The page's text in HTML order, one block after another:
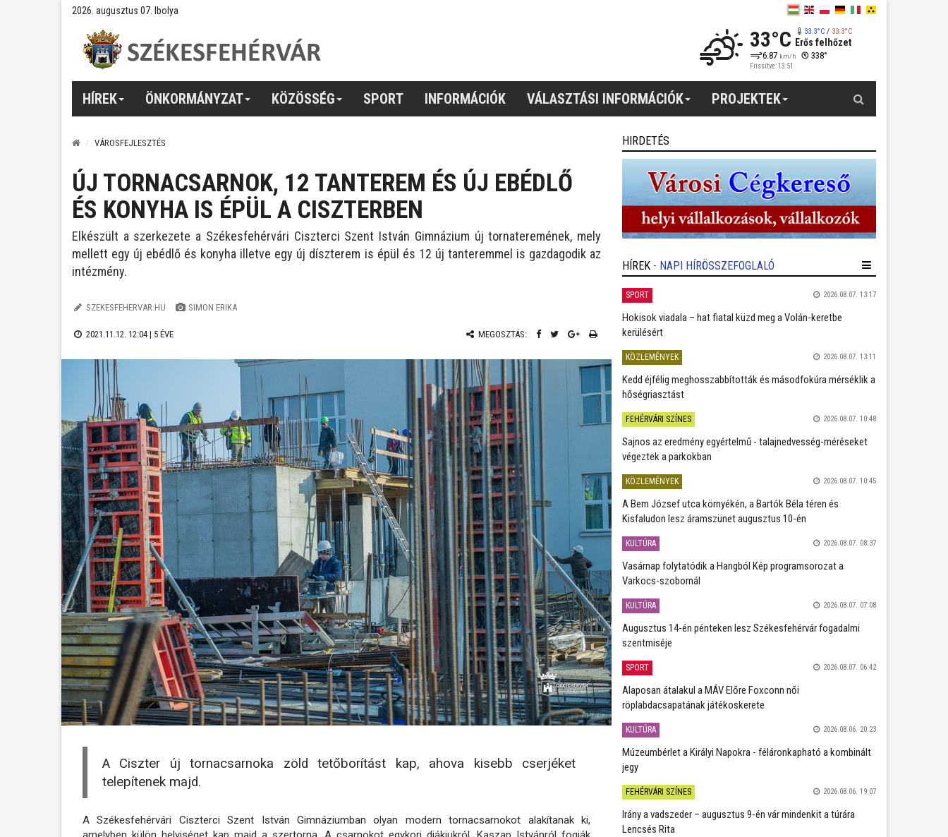
2026. augusztus 07. Ibolya
33°C 33.3°C/ 33.3°C
Erős felhőzet
6.87 km/h 338°
Frissítve: 13:51
HÍREK ÖNKORMÁNYZAT KÖZÖSSÉG SPORT INFORMÁCIÓK VÁLASZTÁSI INFORMÁCIÓK PROJEKTEK
VÁROSFEJLESZTÉS
ÚJ TORNACSARNOK, 12 TANTEREM ÉS ÚJ EBÉDLŐ
ÉS KONYHA IS ÉPÜL A CISZTERBEN
Elkészült a szerkezete a Székesfehérvári Ciszterci Szent István Gimnázium új tornateremének, mely
mellett egy új ebédlő és konyha illetve egy új díszterem is épül és 12 új tanteremmel is gazdagodik az
intézmény.
SZEKESFEHERVAR.HU SIMON ERIKA
2021.11.12. 12:04 | 5 ÉVE MEGOSZTÁS:
A Ciszter új tornacsarnoka zöld tetőborítást kap, ahova kisebb cserjéket
telepítenek majd.
A Székesfehérvári Ciszterci Szent István Gimnáziumban olyan modern tornacsarnokot alakítanak ki,
HIRDETÉS
HÍREK - NAPI HÍRÖSSZEFOGLALÓ
SPORT 2026.08.07. 13:17
Hokisok viadala – hat fiatal küzd meg a Volán-keretbe
kerülésért
KÖZLEMÉNYEK 2026.08.07. 13:11
Kedd éjfélig meghosszabbították és másodfokúra mérséklik a
hőségriasztást
FEHÉRVÁRI SZÍNES 2026.08.07. 10:48
Sajnos az eredmény egyértelmű - talajnedvesség-méréseket
végeztek a parkokban
KÖZLEMÉNYEK 2026.08.07. 10:45
A Bem József utca környékén, a Bartók Béla téren és
Kisfaludon lesz áramszünet augusztus 10-én
KULTÚRA 2026.08.07. 08:37
Vasárnap folytatódik a Hangból Kép programsorozat a
Varkocs-szobornál
KULTÚRA 2026.08.07. 07:08
Augusztus 14-én pénteken lesz Székesfehérvár fogadalmi
szentmiséje
SPORT 2026.08.07. 06:42
Alaposan átalakul a MÁV Előre Foxconn női
röplabdacsapatának játékoskerete
KULTÚRA 2026.08.06. 20:23
Múzeumbérlet a Királyi Napokra - féláronkapható a kombinált
jegy
FEHÉRVÁRI SZÍNES 2026.08.06. 19:07
Irány a vadszeder – augusztus 9-én vár mindenkit a túrára
Lencsés Rita